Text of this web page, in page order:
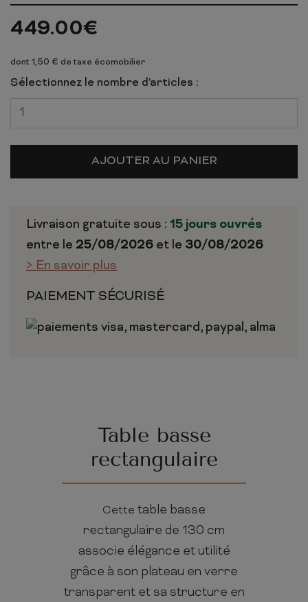
449.00€
dont 1,50 € de taxe écomobilier
Sélectionnez le nombre d'articles :
AJOUTER AU PANIER
Livraison gratuite sous : 15 jours ouvrés
entre le 25/08/2026 et le 30/08/2026
> En savoir plus
PAIEMENT SÉCURISÉ
Table basse
rectangulaire
Cette table basse
rectangulaire de 130 cm
associe élégance et utilité
grâce à son plateau en verre
transparent et sa structure en